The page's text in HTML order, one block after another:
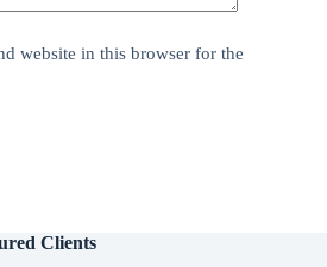
website in this browser for the
Clients